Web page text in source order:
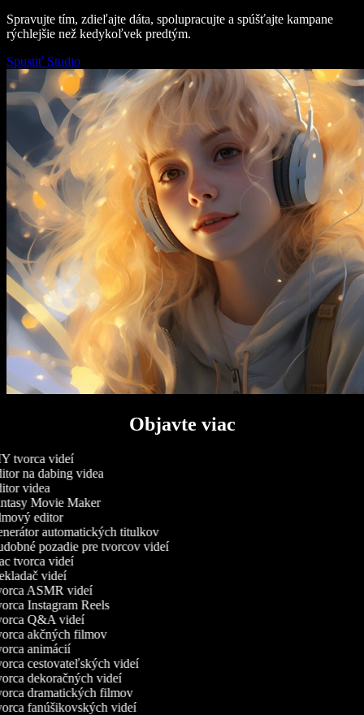
Spravujte tím, zdieľajte dáta, spolupracujte a spúšťajte kampane
rýchlejšie než kedykoľvek predtým.
Spustiť Studio
Objavte viac
tvorca videí
na dabing videa
videa
Movie Maker
editor
automatických titulkov
pozadie pre tvorcov videí
tvorca videí
videí
ASMR videí
Instagram Reels
Q&A videí
akčných filmov
animácií
cestovateľských videí
dekoračných videí
dramatických filmov
fanúšikovských videí